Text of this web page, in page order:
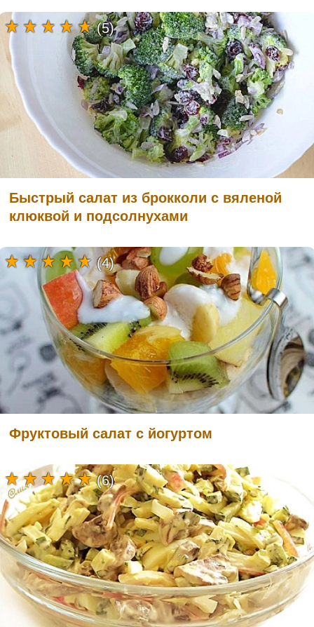
Быстрый салат из брокколи с вяленой
клюквой и подсолнухами
(5)
Фруктовый салат с йогуртом
(4)
(6)